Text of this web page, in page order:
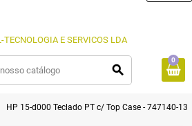
search
0
HP 15-d000 Teclado PT c/ Top Case - 747140-131